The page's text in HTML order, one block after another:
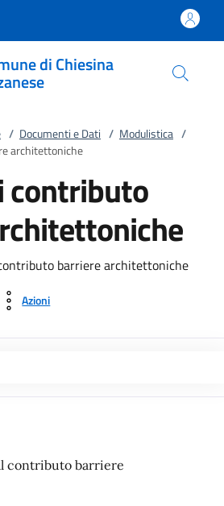
di Chiesina
/ Documenti e Dati / Modulistica /
architettoniche
contributo
barriere architettoniche
Azioni
contributo barriere